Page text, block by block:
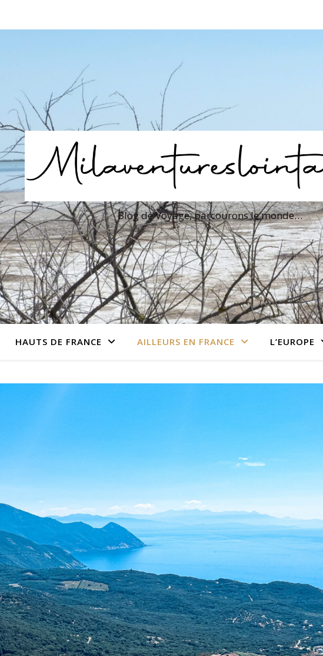
Blog de Voyage, parcourons le monde…
HAUTS DE FRANCE AILLEURS EN FRANCE L’EUROPE